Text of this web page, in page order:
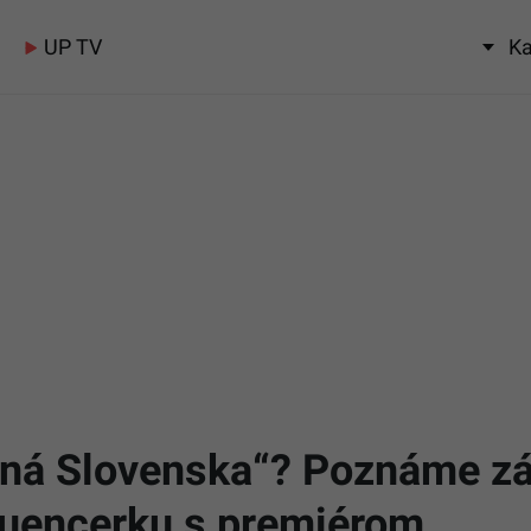
UP TV
Slovenska“? Poznáme